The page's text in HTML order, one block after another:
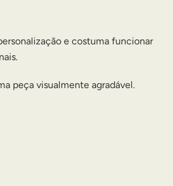
e costuma funcionar
peça visualmente agradável.